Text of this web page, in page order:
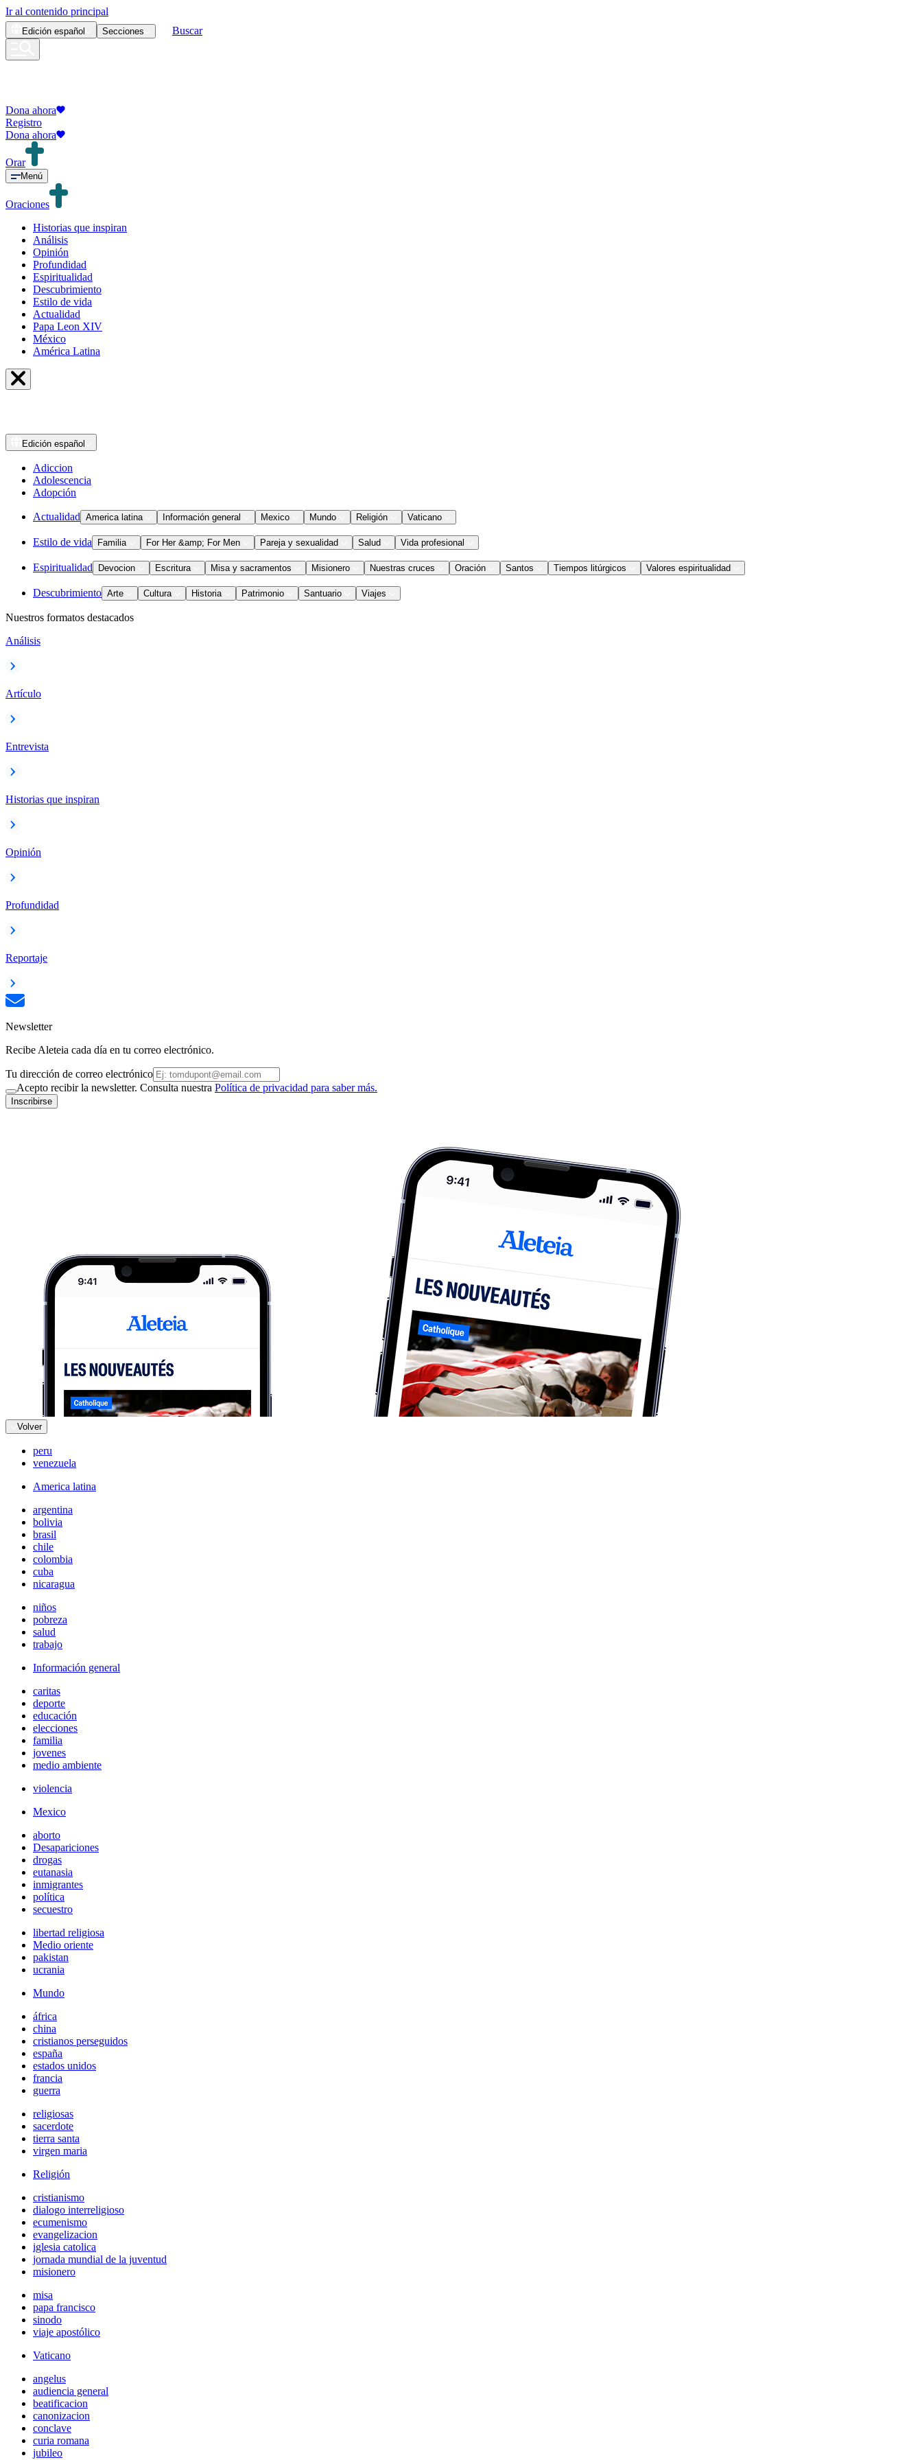
Ir al contenido principal
Edición español Secciones Buscar
Dona ahora
Registro
Dona ahora
Orar
Menú
Oraciones
Historias que inspiran
Análisis
Opinión
Profundidad
Espiritualidad
Descubrimiento
Estilo de vida
Actualidad
Papa Leon XIV
México
América Latina
Edición español
Adiccion
Adolescencia
Adopción
Actualidad America latina Información general Mexico Mundo Religión Vaticano
Estilo de vida Familia For Her &amp; For Men Pareja y sexualidad Salud Vida profesional
Espiritualidad Devocion Escritura Misa y sacramentos Misionero Nuestras cruces Oración Santos Tiempos litúrgicos Valores espiritualidad
Descubrimiento Arte Cultura Historia Patrimonio Santuario Viajes
Nuestros formatos destacados
Análisis
Artículo
Entrevista
Historias que inspiran
Opinión
Profundidad
Reportaje
Newsletter
Recibe Aleteia cada día en tu correo electrónico.
Tu dirección de correo electrónico
Acepto recibir la newsletter. Consulta nuestra Política de privacidad para saber más.
Inscribirse
Volver
peru
venezuela
America latina
argentina
bolivia
brasil
chile
colombia
cuba
nicaragua
niños
pobreza
salud
trabajo
Información general
caritas
deporte
educación
elecciones
familia
jovenes
medio ambiente
violencia
Mexico
aborto
Desapariciones
drogas
eutanasia
inmigrantes
política
secuestro
libertad religiosa
Medio oriente
pakistan
ucrania
Mundo
áfrica
china
cristianos perseguidos
españa
estados unidos
francia
guerra
religiosas
sacerdote
tierra santa
virgen maria
Religión
cristianismo
dialogo interreligioso
ecumenismo
evangelizacion
iglesia catolica
jornada mundial de la juventud
misionero
misa
papa francisco
sinodo
viaje apostólico
Vaticano
angelus
audiencia general
beatificacion
canonizacion
conclave
curia romana
jubileo